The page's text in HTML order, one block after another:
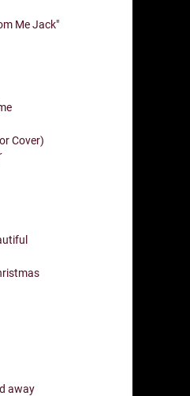
Me Jack"
Cover)
away